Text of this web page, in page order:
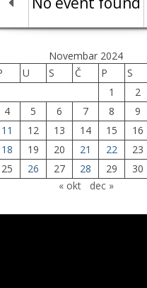
Novembar 2024
U S Č P S
1
2
4
5 6 7 8 9
11
12 13 14 15 16
18
19 20 21 22 23
25
26 27 28 29
30
« okt
dec »